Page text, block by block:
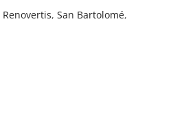
Renovertis,San Bartolomé,